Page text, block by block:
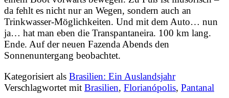
da fehlt es nicht nur an Wegen, sondern auch an
Trinkwasser-Möglichkeiten. Und mit dem Auto… nun
ja… hat man eben die Transpantaneira. 100 km lang.
Ende. Auf der neuen Fazenda Abends den
Sonnenuntergang beobachtet.
Kategorisiert als Brasilien: Ein Auslandsjahr
Verschlagwortet mit Brasilien, Florianópolis, Pantanal